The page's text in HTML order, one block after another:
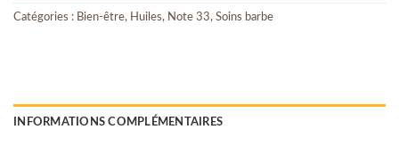
Catégories : Bien-être, Huiles, Note 33, Soins barbe
INFORMATIONS COMPLÉMENTAIRES